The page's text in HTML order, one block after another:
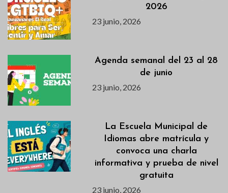
2026
23 junio, 2026
Agenda semanal del 23 al 28
de junio
23 junio, 2026
La Escuela Municipal de
Idiomas abre matrícula y
convoca una charla
informativa y prueba de nivel
gratuita
23 junio, 2026